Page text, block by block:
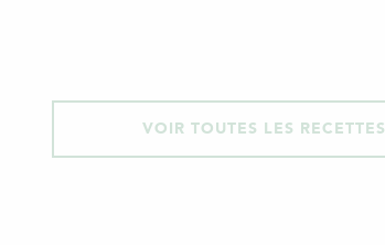
VOIR TOUTES LES RECETTES